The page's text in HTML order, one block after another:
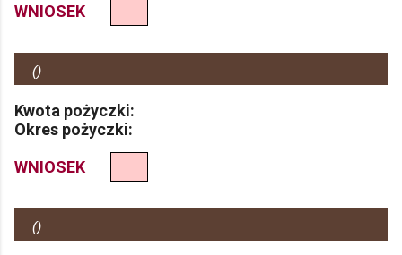
WNIOSEK
()
Kwota pożyczki:
Okres pożyczki:
WNIOSEK
()